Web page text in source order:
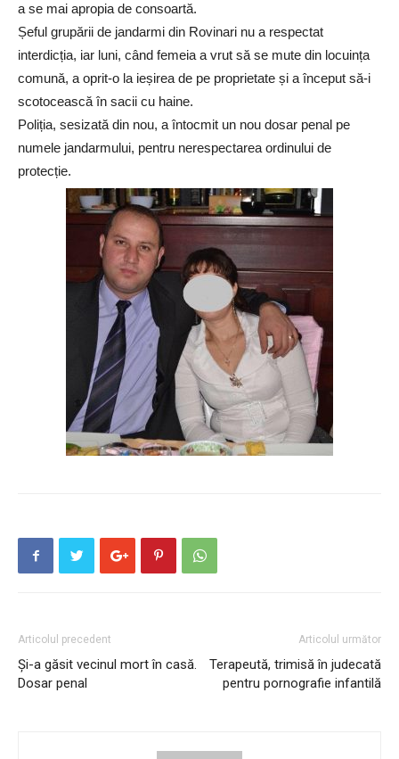
a se mai apropia de consoartă.
Șeful grupării de jandarmi din Rovinari nu a respectat
interdicția, iar luni, când femeia a vrut să se mute din locuința
comună, a oprit-o la ieșirea de pe proprietate și a început să-i
scotocească în sacii cu haine.
Poliția, sesizată din nou, a întocmit un nou dosar penal pe
numele jandarmului, pentru nerespectarea ordinului de
protecție.
Articolul precedent
Și-a găsit vecinul mort în casă.
Dosar penal
Articolul următor
Terapeută, trimisă în judecată
pentru pornografie infantilă